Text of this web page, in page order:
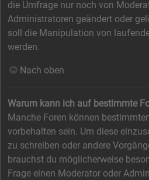
die Umfrage nur noch von
Administratoren geändert oder
soll die Manipulation von
werden.
Nach oben
Warum kann ich auf bestimmte
Manche Foren können
vorbehalten sein. Um diese
zu schreiben oder andere
brauchst du möglicherweise
Frage einen Moderator oder